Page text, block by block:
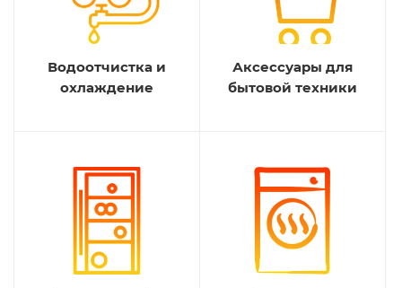
Водоотчистка и
охлаждение
Аксессуары для
бытовой техники